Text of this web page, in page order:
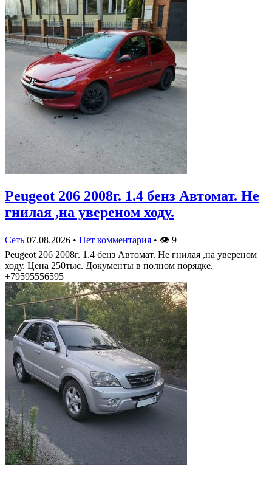
Peugeot 206 2008г. 1.4 бенз Автомат. Не
гнилая ,на увереном ходу.
Сеть 07.08.2026 • Нет комментария • 👁 9
Peugeot 206 2008г. 1.4 бенз Автомат. Не гнилая ,на увереном
ходу. Цена 250тыс. Документы в полном порядке.
+79595556595